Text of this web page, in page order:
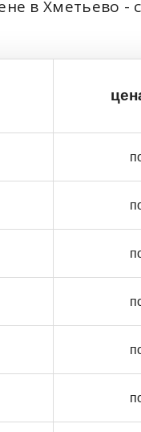
в Хметьево